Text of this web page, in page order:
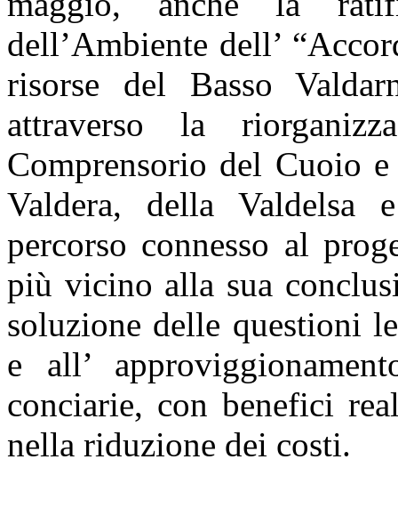
dell’Ambiente dell’
risorse del Basso
attraverso la
Comprensorio del Cuoio
Valdera, della Valdelsa
percorso connesso al
più vicino alla sua
soluzione delle questioni
e all’
conciarie, con benefici
nella riduzione dei costi.